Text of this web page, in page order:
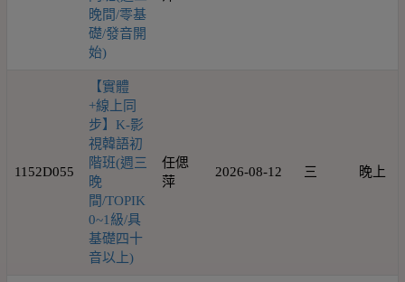
晚間/零基
礎/發音開
始)
1152D055
【實體
+線上同
步】K-影
視韓語初
階班(週三
晚
間/TOPIK
0~1級/具
基礎四十
音以上)
任偲
萍
2026-08-12 三 晚上